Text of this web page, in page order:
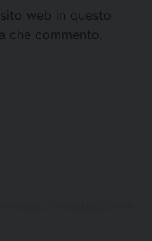
web in questo
che commento.